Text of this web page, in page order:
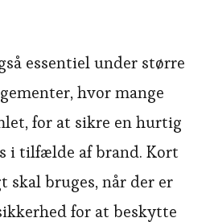
essentiel under større
hvor mange
for at sikre en hurtig
i tilfælde af brand. Kort
skal bruges, når der er
for at beskytte